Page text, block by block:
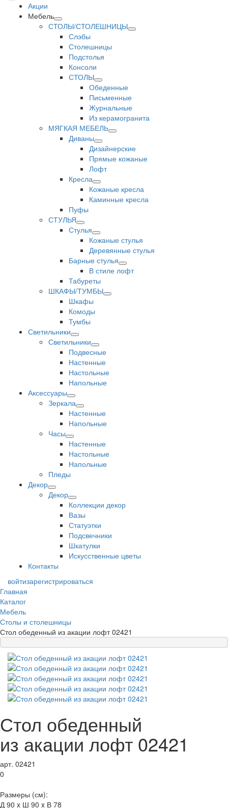
Акции
Мебель
СТОЛЫ/СТОЛЕШНИЦЫ
Слэбы
Столешницы
Подстолья
Консоли
СТОЛЫ
Обеденные
Письменные
Журнальные
Из керамогранита
МЯГКАЯ МЕБЕЛЬ
Диваны
Дизайнерские
Прямые кожаные
Лофт
Кресла
Кожаные кресла
Каминные кресла
Пуфы
СТУЛЬЯ
Стулья
Кожаные стулья
Деревянные стулья
Барные стулья
В стиле лофт
Табуреты
ШКАФЫ/ТУМБЫ
Шкафы
Комоды
Тумбы
Светильники
Светильники
Подвесные
Настенные
Настольные
Напольные
Аксессуары
Зеркала
Настенные
Напольные
Часы
Настенные
Настольные
Напольные
Пледы
Декор
Декор
Коллекции декор
Вазы
Статуэтки
Подсвечники
Шкатулки
Искусственные цветы
Контакты
войтизарегистрироваться
Главная
Каталог
Мебель
Столы и столешницы
Стол обеденный из акации лофт 02421
Стол обеденный
из акации лофт 02421
арт. 02421
0
Размеры (см):
Д 90 x Ш 90 x В 78